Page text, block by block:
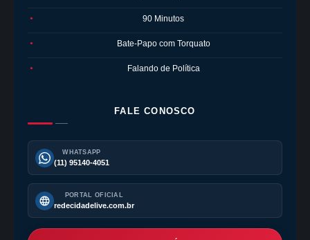
● 90 Minutos
● Bate-Papo com Torquato
● Falando de Política
FALE CONOSCO
WHATSAPP
(11) 95140-4051
PORTAL OFICIAL
redecidadelive.com.br